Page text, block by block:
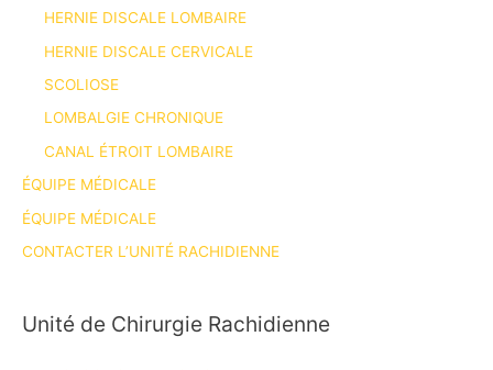
HERNIE DISCALE LOMBAIRE
HERNIE DISCALE CERVICALE
SCOLIOSE
LOMBALGIE CHRONIQUE
CANAL ÉTROIT LOMBAIRE
ÉQUIPE MÉDICALE
ÉQUIPE MÉDICALE
CONTACTER L’UNITÉ RACHIDIENNE
Unité de Chirurgie Rachidienne